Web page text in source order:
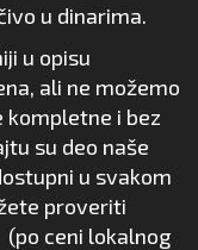
u dinarima.
u opisu
ali ne možemo
i bez
su deo naše
u svakom
proveriti
(po ceni lokalnog